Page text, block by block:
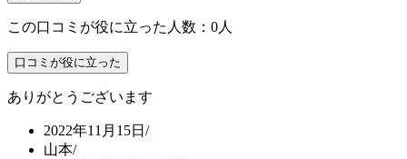
この口コミが役に立った人数：0人
口コミが役に立った
ありがとうございます
2022年11月15日 /
山本/